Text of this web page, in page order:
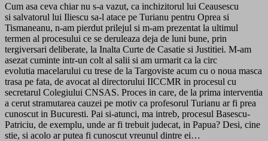
Cum asa ceva chiar nu s-a vazut, ca inchizitorul lui Ceausescu
si salvatorul lui Iliescu sa-l atace pe Turianu pentru Oprea si
Tismaneanu, n-am pierdut prilejul si m-am prezentat la ultimul
termen al procesului ce se deruleaza deja de luni bune, prin
tergiversari deliberate, la Inalta Curte de Casatie si Justitiei. M-am
asezat cuminte intr-un colt al salii si am urmarit ca la circ
evolutia macelarului cu trese de la Targoviste acum cu o noua masca
trasa pe fata, de avocat al directorului IICCMR in procesul cu
secretarul Colegiului CNSAS. Proces in care, de la prima interventia
a cerut stramutarea cauzei pe motiv ca profesorul Turianu ar fi prea
cunoscut in Bucuresti. Pai si-atunci, ma intreb, procesul Basescu-
Patriciu, de exemplu, unde ar fi trebuit judecat, in Papua? Desi, cine
stie, si acolo ar putea fi cunoscut vreunul dintre ei…